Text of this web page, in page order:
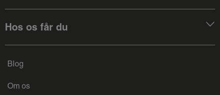
Hos os får du
Blog
Om os